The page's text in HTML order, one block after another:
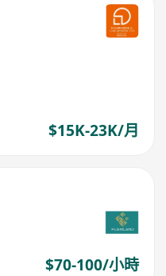
$15K-23K/月
$70-100/小時